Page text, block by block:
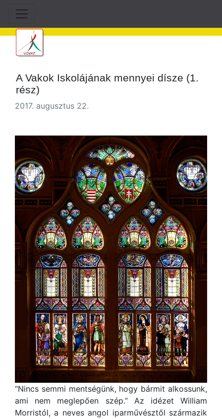
A Vakok Iskolájának mennyei dísze (1.​​
rész)​
2017. augusztus 22.
“Nincs semmi mentségünk, hogy bármit alkossunk,
ami nem meglepően szép.” Az idézet William
Morristól, a neves angol iparművésztől származik